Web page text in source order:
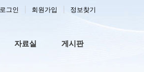
로그인 회원가입 정보찾기
자료실 게시판